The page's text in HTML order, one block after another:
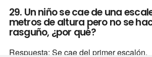
29. Un niño se cae de una
metros de altura pero no se
rasguño, ¿por qué?
Respuesta: Se cae del primer escalón.